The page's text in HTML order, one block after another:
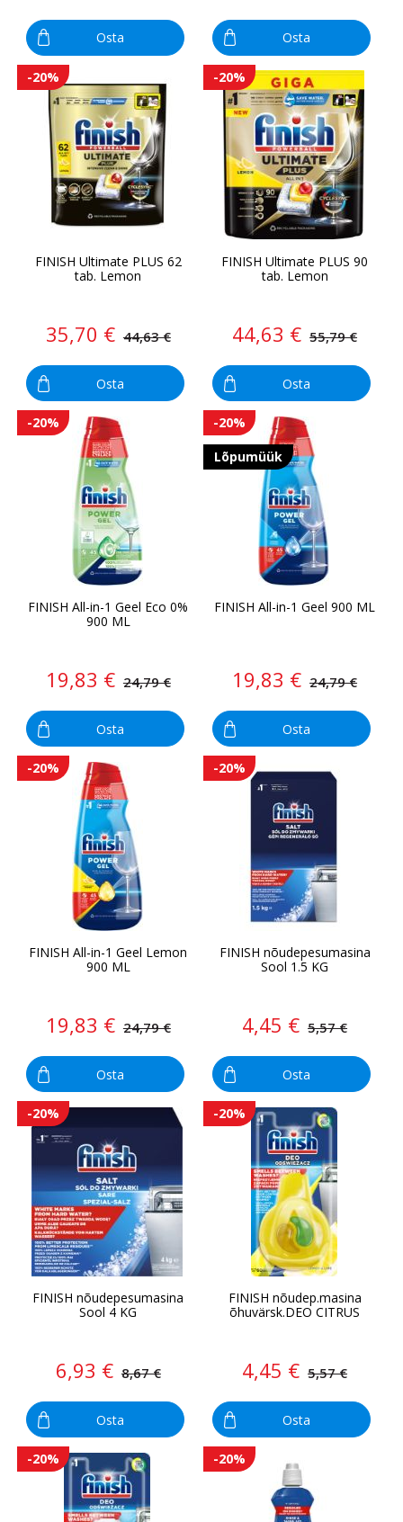
Osta Osta
-20%
FINISH Ultimate PLUS 62
tab. Lemon
35,70 € 44,63 €
Osta
-20%
FINISH Ultimate PLUS 90
tab. Lemon
44,63 € 55,79 €
Osta
-20%
FINISH All-in-1 Geel Eco 0%
900 ML
19,83 € 24,79 €
Osta
Lõpumüük
-20%
FINISH All-in-1 Geel 900 ML
19,83 € 24,79 €
Osta
-20%
FINISH All-in-1 Geel Lemon
900 ML
19,83 € 24,79 €
Osta
-20%
FINISH nõudepesumasina
Sool 1.5 KG
4,45 € 5,57 €
Osta
-20%
FINISH nõudepesumasina
Sool 4 KG
6,93 € 8,67 €
Osta
-20%
FINISH nõudep.masina
õhuvärsk.DEO CITRUS
4,45 € 5,57 €
Osta
-20% -20%